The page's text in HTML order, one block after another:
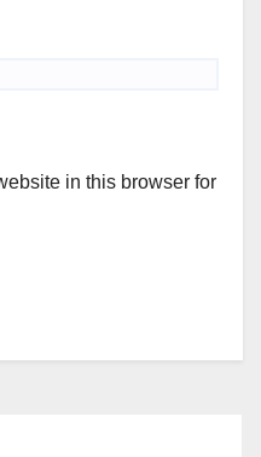
in this browser for